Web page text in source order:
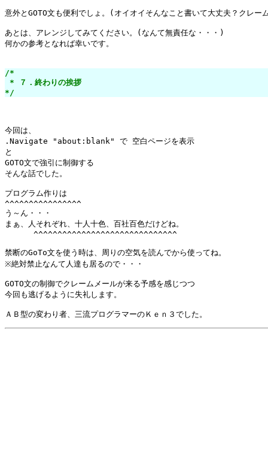
意外とGOTO文も便利でしょ。(オイオイそんなこと書いて大丈夫？クレー
あとは、アレンジしてみてください。(なんて無責任な・・・)
何かの参考となれば幸いです。
/*
* ７．終わりの挨拶
*/
今回は、
.Navigate "about:blank" で 空白ページを表示
と
GOTO文で強引に制御する
そんな話でした。
プログラム作りは
^^^^^^^^^^^^^^^^
う～ん・・・
まぁ、人それぞれ、十人十色、百社百色だけどね。
      ^^^^^^^^^^^^^^^^^^^^^^^^^^^^^^
禁断のGoTo文を使う時は、周りの空気を読んでから使ってね。
※絶対禁止なんて人達も居るので・・・
GOTO文の制御でクレームメールが来る予感を感じつつ
今回も逃げるように失礼します。